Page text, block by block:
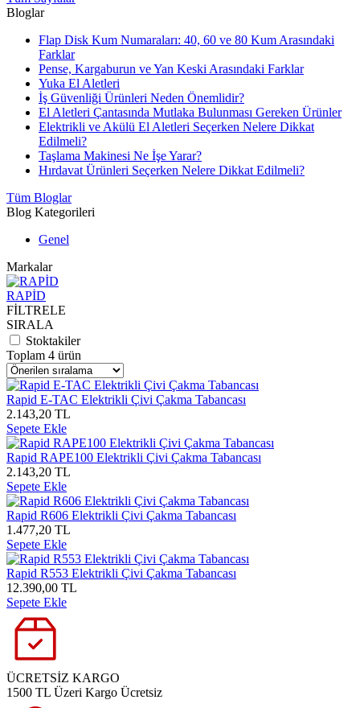
Bloglar
Flap Disk Kum Numaraları: 40, 60 ve 80 Kum Arasındaki
Farklar
Pense, Kargaburun ve Yan Keski Arasındaki Farklar
Yuka El Aletleri
İş Güvenliği Ürünleri Neden Önemlidir?
El Aletleri Çantasında Mutlaka Bulunması Gereken Ürünler
Elektrikli ve Akülü El Aletleri Seçerken Nelere Dikkat
Edilmeli?
Taşlama Makinesi Ne İşe Yarar?
Hırdavat Ürünleri Seçerken Nelere Dikkat Edilmeli?
Tüm Bloglar
Blog Kategorileri
Genel
Markalar
RAPİD
FİLTRELE
SIRALA
Stoktakiler
Toplam 4 ürün
Rapid E-TAC Elektrikli Çivi Çakma Tabancası
2.143,20 TL
Sepete Ekle
Rapid RAPE100 Elektrikli Çivi Çakma Tabancası
2.143,20 TL
Sepete Ekle
Rapid R606 Elektrikli Çivi Çakma Tabancası
1.477,20 TL
Sepete Ekle
Rapid R553 Elektrikli Çivi Çakma Tabancası
12.390,00 TL
Sepete Ekle
ÜCRETSİZ KARGO
1500 TL Üzeri Kargo Ücretsiz